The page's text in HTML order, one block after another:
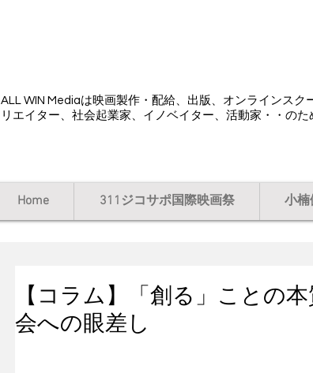
ALL WIN Mediaは映画製作・配給、出版、オンラインス
リエイター、社会起業家、イノベイター、活動家・・の
Home 311ジコサポ国際映画祭 小楠
【コラム】「創る」ことの
会への眼差し